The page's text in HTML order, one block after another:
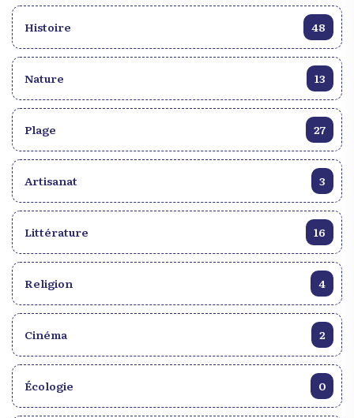
Histoire 48
Nature 13
Plage 27
Artisanat 3
Littérature 16
Religion 4
Cinéma 2
Écologie 0